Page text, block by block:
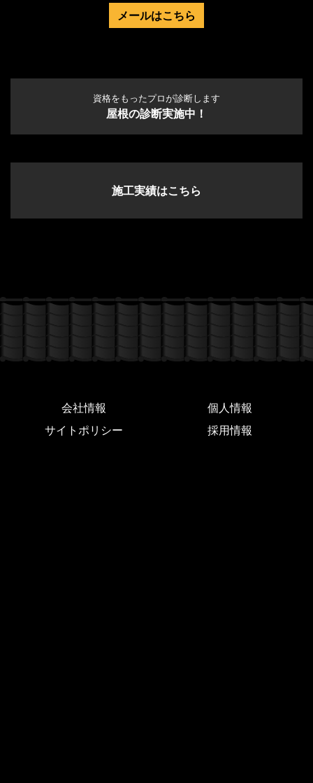
メールはこちら
資格をもったプロが診断します
屋根の診断実施中！
施工実績はこちら
会社情報
個人情報
サイトポリシー
採用情報